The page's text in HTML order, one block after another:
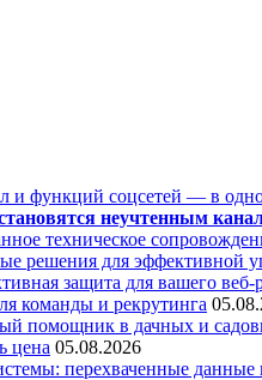
и функций соцсетей — в
неучтенным
техническое
решения для эффективной
защита для вашего веб-
команды и рекрутинга
помощник в дачных и
цена 05.08.2026
перехваченные данные